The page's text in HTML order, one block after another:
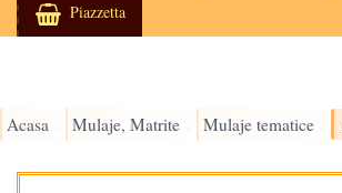
Piazzetta
Acasa Mulaje, Matrite Mulaje tematice